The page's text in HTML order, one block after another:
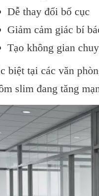
Dễ thay đổi bố cục
Giảm cảm giác bí
Tạo không gian
biệt tại các văn
slim đang tăng